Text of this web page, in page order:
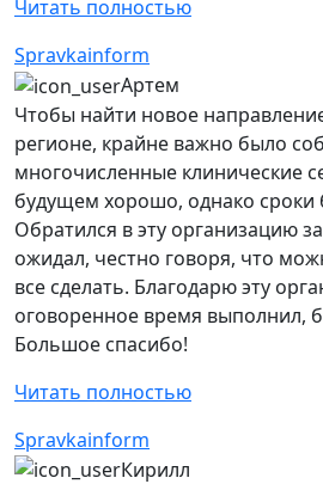
Читать полностью
Spravkainform
Артем
Чтобы найти новое
регионе, крайне важно было
многочисленные клинические
будущем хорошо, однако сроки
Обратился в эту организацию
ожидал, честно говоря, что
все сделать. Благодарю эту
оговоренное время выполнил,
Большое спасибо!
Читать полностью
Spravkainform
Кирилл